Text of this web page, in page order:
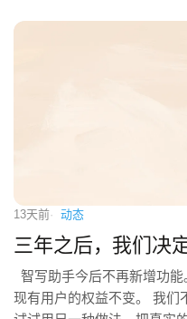
13天前 动态
三年之后，我们决
智写助手今后不再新增功能
现有用户的权益不变。 我们